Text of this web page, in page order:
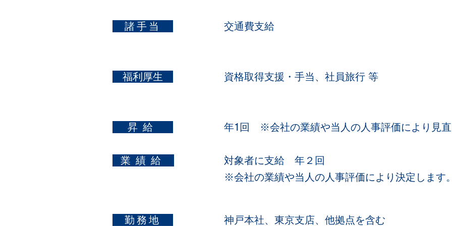
​ 諸手当 交通費支給
​ 福利厚生 資格取得支援・手当、社員旅行 等
​ 昇給
​ 業績給
​ 勤務地
年1回 ※会社の業績や当人の人事評価により見直
対象者に支給 年２回
※会社の業績や当人の人事評価により決定します。
神戸本社、東京支店、他拠点を含む